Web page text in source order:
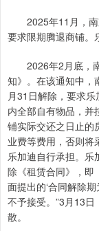
2025年11月，南
要求限期腾退商铺。
2026年2月底，南
知》。在该通知中，
月31日解除，要求
内全部自有物品，
铺实际交还之日止的
业费等费用，否则将
乐加迪自行承担。乐
除《租赁合同》，即
面提出的‘合同解除
不予接受。”3月13
散。